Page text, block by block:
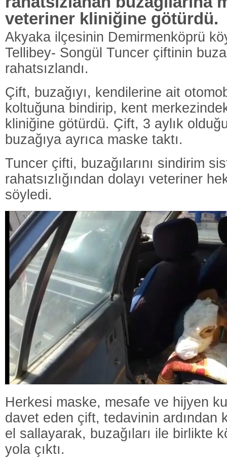
veteriner kliniğine götürdü.
Akyaka ilçesinin Demirmenköprü
Tellibey- Songül Tuncer çiftinin
rahatsızlandı.
Çift, buzağıyı, kendilerine ait
koltuğuna bindirip, kent
kliniğine götürdü. Çift, 3 aylık
buzağıya ayrıca maske taktı.
Tuncer çifti, buzağılarını sindirim
rahatsızlığından dolayı veteriner
söyledi.
Herkesi maske, mesafe ve hijyen
davet eden çift, tedavinin ardından
el sallayarak, buzağıları ile birlikte
yola çıktı.